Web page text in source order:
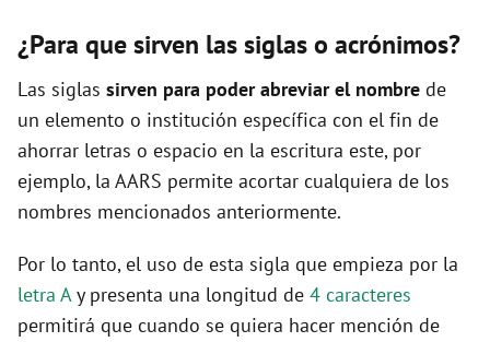
¿Para que sirven las siglas o acrónimos?
Las siglas sirven para poder abreviar el nombre de
un elemento o institución específica con el fin de
ahorrar letras o espacio en la escritura este, por
ejemplo, la AARS permite acortar cualquiera de los
nombres mencionados anteriormente.
Por lo tanto, el uso de esta sigla que empieza por la
letra Ay presenta una longitud de 4 caracteres
permitirá que cuando se quiera hacer mención de